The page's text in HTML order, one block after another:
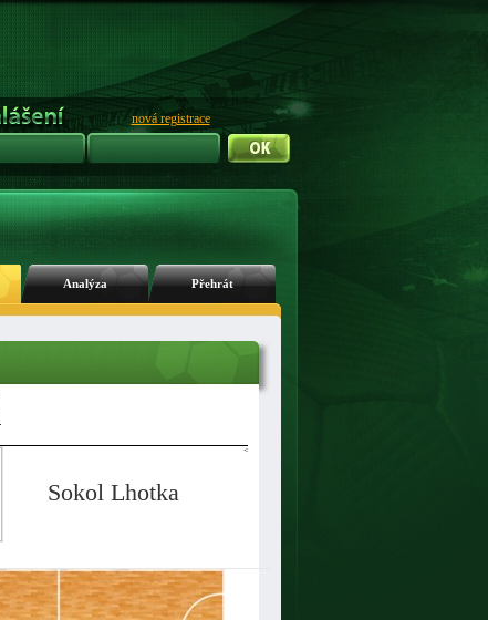
nová registrace
Analýza Přehrát
<
Sokol Lhotka